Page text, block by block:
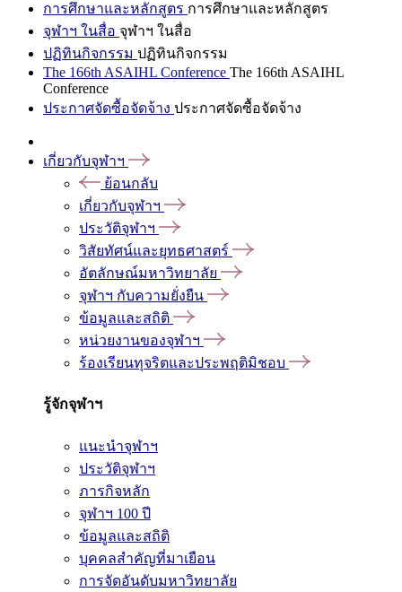
การศึกษาและหลักสูตร การศึกษาและหลักสูตร
จุฬาฯ ในสื่อ จุฬาฯ ในสื่อ
ปฏิทินกิจกรรม ปฏิทินกิจกรรม
The 166th ASAIHL Conference The 166th ASAIHL
Conference
ประกาศจัดซื้อจัดจ้าง ประกาศจัดซื้อจัดจ้าง
เกี่ยวกับจุฬาฯ
ย้อนกลับ
เกี่ยวกับจุฬาฯ
ประวัติจุฬาฯ
วิสัยทัศน์และยุทธศาสตร์
อัตลักษณ์มหาวิทยาลัย
จุฬาฯ กับความยั่งยืน
ข้อมูลและสถิติ
หน่วยงานของจุฬาฯ
ร้องเรียนทุจริตและประพฤติมิชอบ
รู้จักจุฬาฯ
แนะนำจุฬาฯ
ประวัติจุฬาฯ
ภารกิจหลัก
จุฬาฯ 100 ปี
ข้อมูลและสถิติ
บุคคลสำคัญที่มาเยือน
การจัดอันดับมหาวิทยาลัย